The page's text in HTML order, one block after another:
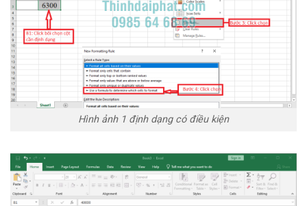
Hình ảnh 1 định dạng có điều kiện